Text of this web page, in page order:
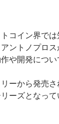
コイン界で
ントノプロ
や開発につい
ーから発売
ーズとなっ